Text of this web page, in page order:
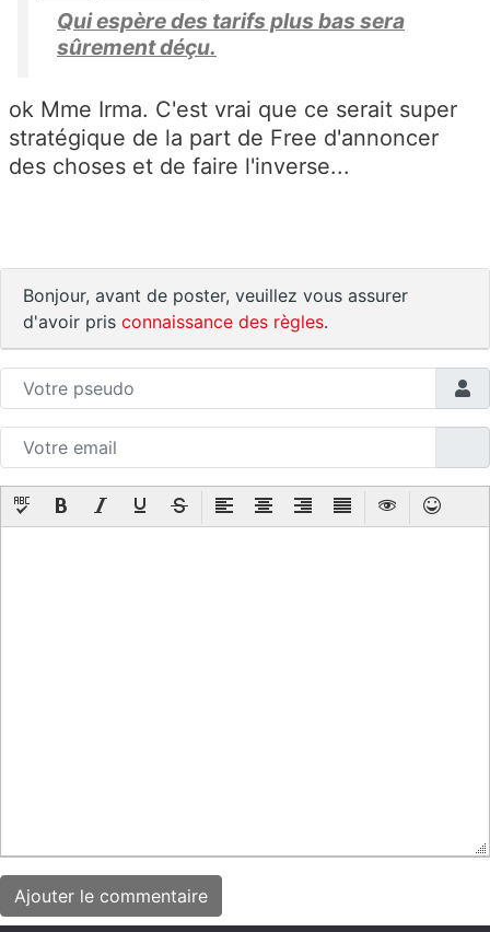
Qui espère des tarifs plus bas sera
sûrement déçu.
ok Mme Irma. C'est vrai que ce serait super
stratégique de la part de Free d'annoncer
des choses et de faire l'inverse...
Bonjour, avant de poster, veuillez vous assurer
d'avoir pris connaissance des règles.